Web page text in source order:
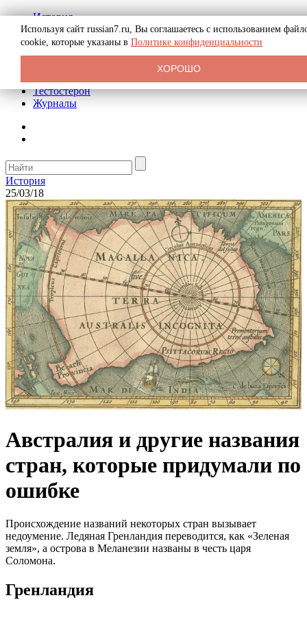
История
Биография
Криминал
Реклама на сайте
Тестостерон
Журналы
История
25/03/18
Австралия и другие названия
стран, которые придумали по
ошибке
Происхождение названий некоторых стран вызывает
недоумение. Ледяная Гренландия переводится, как «Зеленая
земля», а острова в Меланезии названы в честь царя
Соломона.
Гренландия
Используя сайт russian7.ru, Вы соглашаетесь с использованием
cookie, которые указаны в Политике конфиденциальности
ХОРОШО